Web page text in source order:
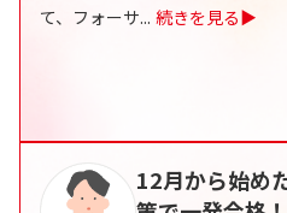
て、フォーサ... 続きを見る▶
12月から始め